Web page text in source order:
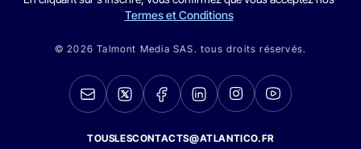
Termes et Conditions
© 2026 Talmont Media SAS. tous droits réservés.
TOUSLESCONTACTS@ATLANTICO.FR